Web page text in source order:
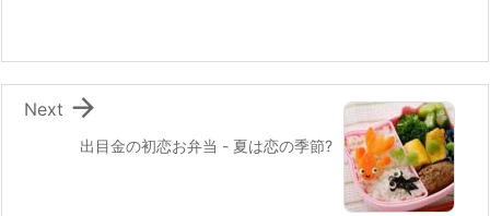
k
出目金の初恋お弁当 - 夏は恋の季節?

Next